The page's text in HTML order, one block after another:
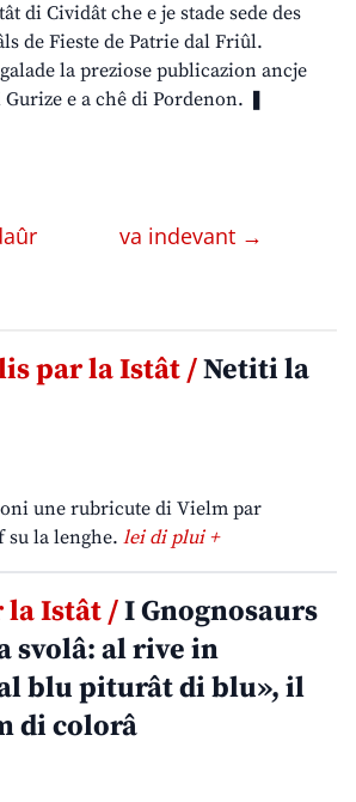
di Cividât che e je stade sede des
de Fieste de Patrie dal Friûl.
la preziose publicazion ancje
e a chê di Pordenon. ❚
va indevant →
par la Istât /Netiti la
une rubricute di Vielm par
la lenghe. lei di plui +
la Istât /I Gnognosaurs
svolâ: al rive in
blu piturât di blu», il
di colorâ